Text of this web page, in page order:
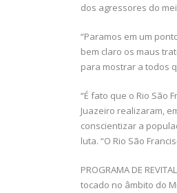
dos agressores do
“Paramos em um
bem claro os maus
para mostrar a todos
“É fato que o Rio São
Juazeiro realizaram,
conscientizar a
luta. “O Rio São
PROGRAMA DE
tocado no âmbito do